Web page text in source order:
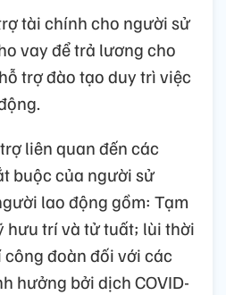
tài chính cho người sử
vay để trả lương cho
trợ đào tạo duy trì việc
liên quan đến các
buộc của người sử
lao động gồm: Tạm
hưu trí và tử tuất; lùi thời
đoàn đối với các
hưởng bởi dịch COVID-